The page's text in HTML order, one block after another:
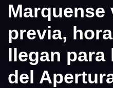
Marquense
previa,
llegan para
del